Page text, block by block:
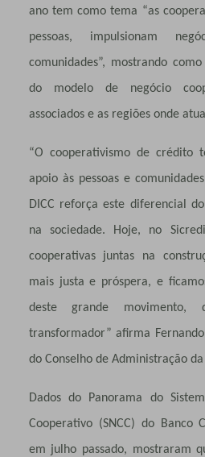
ano tem como tema “as
pessoas, impulsionam
comunidades”, mostrando
do modelo de negócio
associados e as regiões onde
“O cooperativismo de crédito
apoio às pessoas e
DICC reforça este diferencial
na sociedade. Hoje, no
cooperativas juntas na
mais justa e próspera, e
deste grande movimento,
transformador” afirma Fernando
do Conselho de Administração da
Dados do Panorama do
Cooperativo (SNCC) do Banco
em julho passado, mostraram